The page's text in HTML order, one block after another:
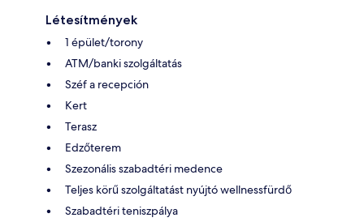
Létesítmények
1 épület/torony
ATM/banki szolgáltatás
Széf a recepción
Kert
Terasz
Edzőterem
Szezonális szabadtéri medence
Teljes körű szolgáltatást nyújtó wellnessfürdő
Szabadtéri teniszpálya